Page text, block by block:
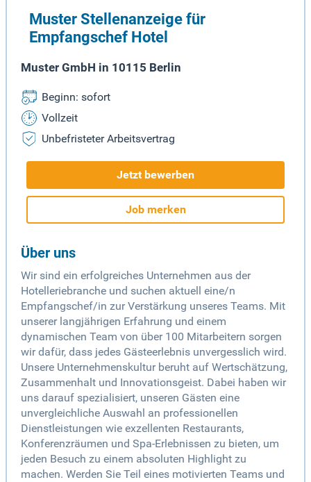
Muster Stellenanzeige für
Empfangschef Hotel
Muster GmbH in 10115 Berlin
Beginn: sofort
Vollzeit
Unbefristeter Arbeitsvertrag
Jetzt bewerben
Job merken
Über uns
Wir sind ein erfolgreiches Unternehmen aus der
Hotelleriebranche und suchen aktuell eine/n
Empfangschef/in zur Verstärkung unseres Teams. Mit
unserer langjährigen Erfahrung und einem
dynamischen Team von über 100 Mitarbeitern sorgen
wir dafür, dass jedes Gästeerlebnis unvergesslich wird.
Unsere Unternehmenskultur beruht auf Wertschätzung,
Zusammenhalt und Innovationsgeist. Dabei haben wir
uns darauf spezialisiert, unseren Gästen eine
unvergleichliche Auswahl an professionellen
Dienstleistungen wie exzellenten Restaurants,
Konferenzräumen und Spa-Erlebnissen zu bieten, um
jeden Besuch zu einem absoluten Highlight zu
machen. Werden Sie Teil eines motivierten Teams und